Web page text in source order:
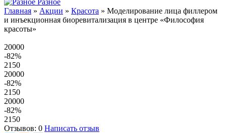
Разное
Главная » Акции » Красота » Моделирование лица филлером
и инъекционная биоревитализация в центре «Философия
красоты»
20000
-82%
2150
20000
-82%
2150
20000
-82%
2150
Отзывов: 0 Написать отзыв